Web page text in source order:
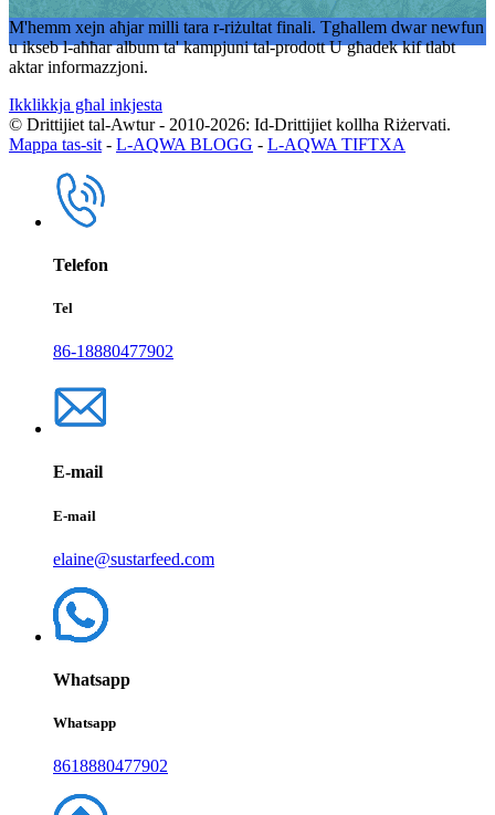
M'hemm xejn aħjar milli tara r-riżultat finali. Tgħallem dwar newfun
u ikseb l-aħħar album ta' kampjuni tal-prodott U għadek kif tlabt
aktar informazzjoni.
Ikklikkja għal inkjesta
© Drittijiet tal-Awtur - 2010-2026: Id-Drittijiet kollha Riżervati.
Mappa tas-sit - L-AQWA BLOGG - L-AQWA TIFTXA
Telefon
Tel
86-18880477902
E-mail
E-mail
elaine@sustarfeed.com
Whatsapp
Whatsapp
8618880477902